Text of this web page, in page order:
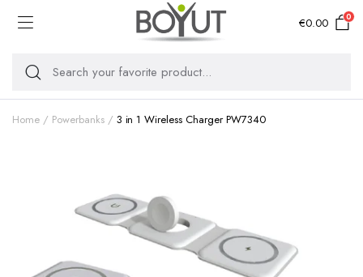
€0.00 0
Home Powerbanks 3 in 1 Wireless Charger PW7340